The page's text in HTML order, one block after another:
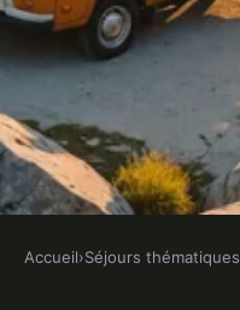
SÉJOURS THÉMATIQUES
Accueil›Séjours thématiques